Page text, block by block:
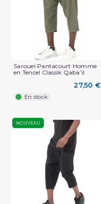
Sarouel Pantacourt Homme
en Tencel Classik Qaba’il
27,50 €
En stock
NOUVEAU